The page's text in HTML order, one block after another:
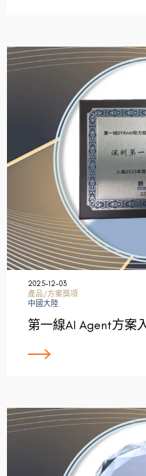
2025-12-03
產品/方案獎項
中國大陸
第一線AI Agent方案